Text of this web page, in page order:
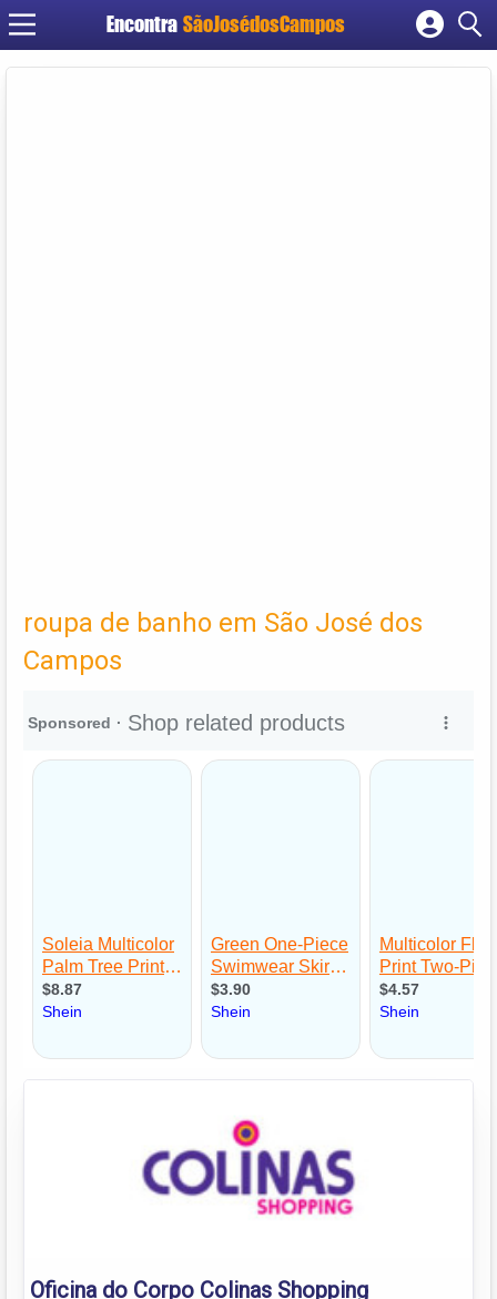
Encontra SãoJosédosCampos
Cadastrar empresa
roupa de banho em São José dos
Campos
Oficina do Corpo Colinas Shopping